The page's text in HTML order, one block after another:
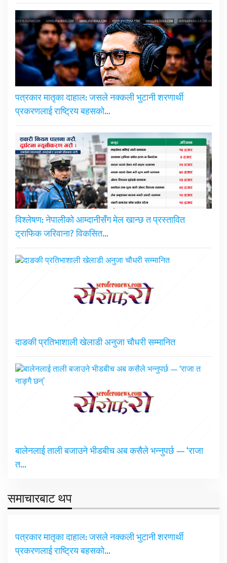
पत्रकार मातृका दाहाल: जसले नक्कली भुटानी शरणार्थी
प्रकरणलाई राष्ट्रिय बहसको…
विश्लेषण: नेपालीको आम्दानीसँग मेल खान्छ त प्रस्तावित
ट्राफिक जरिवाना? विकसित…
दाङकी प्रतिभाशाली खेलाडी अनुजा चौधरी सम्मानित
बालेनलाई ताली बजाउने भीडबीच अब कसैले भन्नुपर्छ — ‘राजा
त…
समाचारबाट थप
पत्रकार मातृका दाहाल: जसले नक्कली भुटानी शरणार्थी
प्रकरणलाई राष्ट्रिय बहसको…